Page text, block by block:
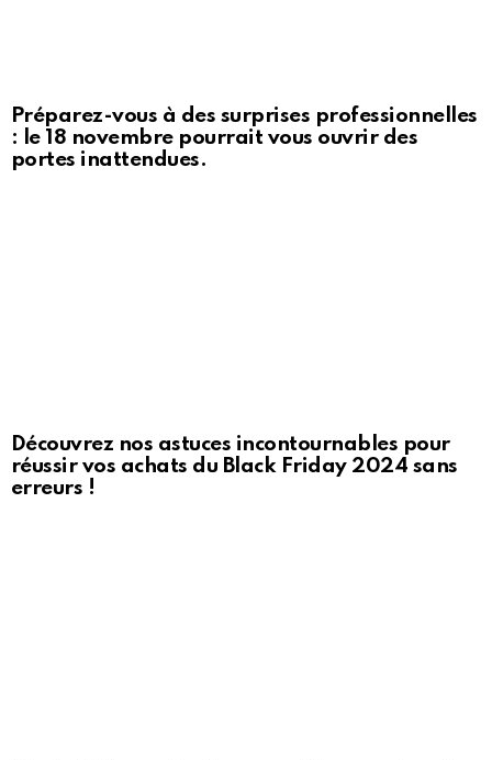
Préparez-vous à des surprises professionnelles
: le 18 novembre pourrait vous ouvrir des
portes inattendues.
Découvrez nos astuces incontournables pour
réussir vos achats du Black Friday 2024 sans
erreurs !